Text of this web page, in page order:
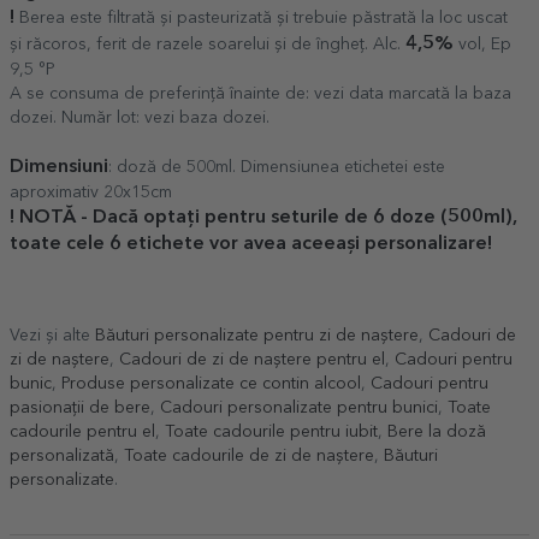
! Berea este filtrată și pasteurizată și trebuie păstrată la loc uscat
și răcoros, ferit de razele soarelui și de îngheț. Alc. 4,5% vol, Ep
9,5 °P
A se consuma de preferință înainte de: vezi data marcată la baza
dozei. Număr lot: vezi baza dozei.
Dimensiuni: doză de 500ml. Dimensiunea etichetei este
aproximativ 20x15cm
! NOTĂ - Dacă optați pentru seturile de 6 doze (500ml),
toate cele 6 etichete vor avea aceeași personalizare!
Vezi și alte Băuturi personalizate pentru zi de naștere
Cadouri de
zi de naștere
Cadouri de zi de naștere pentru el
Cadouri pentru
bunic
Produse personalizate ce contin alcool
Cadouri pentru
pasionații de bere
Cadouri personalizate pentru bunici
Toate
cadourile pentru el
Toate cadourile pentru iubit
Bere la doză
personalizată
Toate cadourile de zi de naștere
Băuturi
personalizate.